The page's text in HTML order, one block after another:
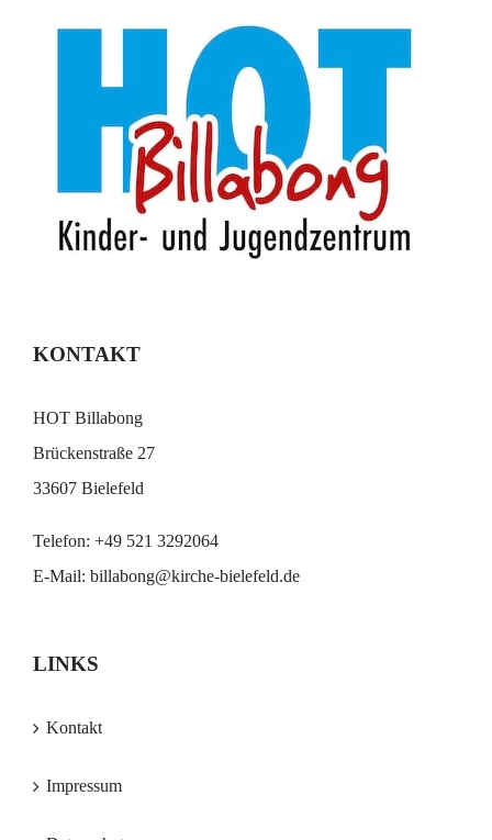
KONTAKT
HOT Billabong
Brückenstraße 27
33607 Bielefeld
Telefon: +49 521 3292064
E-Mail: billabong@kirche-bielefeld.de
LINKS
Kontakt
Impressum